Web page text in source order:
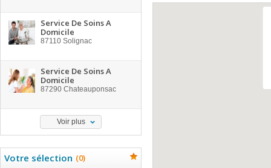
Service De Soins A
Domicile
87110 Solignac
Service De Soins A
Domicile
87290 Chateauponsac
Voir plus
Votre sélection (0)